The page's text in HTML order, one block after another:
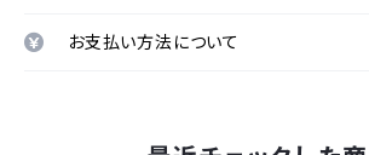
お支払い方法について